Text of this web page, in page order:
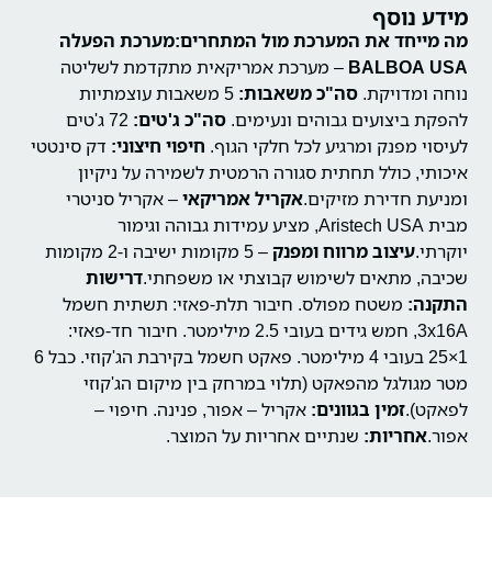
מידע נוסף
מה מייחד את המערכת מול המתחרים:מערכת הפעלה
BALBOA USA – מערכת אמריקאית מתקדמת לשליטה
נוחה ומדויקת. סה"כ משאבות:
5 משאבות עוצמתיות
להפקת ביצועים גבוהים ונעימים. סה"כ ג'טים:
72 ג'טים
לעיסוי מפנק ומרגיע לכל חלקי הגוף. חיפוי חיצוני: דק סינטטי
איכותי, כולל תחתית סגורה הרמטית לשמירה על ניקיון
ומניעת חדירת מזיקים.אקריל אמריקאי– אקריל סניטרי
מבית Aristech USA, מציע עמידות גבוהה וגימור
יוקרתי.עיצוב מרווח ומפנק
– 5 מקומות ישיבה ו-2 מקומות
שכיבה, מתאים לשימוש קבוצתי או משפחתי.דרישות
התקנה: משטח מפולס. חיבור תלת-פאזי: תשתית חשמל
3x16A, חמש גידים בעובי 2.5 מילימטר.
חיבור חד-פאזי:
1×25 בעובי 4 מילימטר.
פאקט חשמל בקירבת הג'קוזי.
כבל 6
מטר מגולגל מהפאקט (תלוי במרחק בין מיקום הג'קוזי
לפאקט).זמין בגוונים: אקריל – אפור, פנינה. חיפוי –
אפור.אחריות: שנתיים אחריות על המוצר.